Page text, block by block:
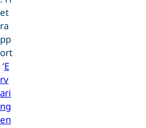
et
ra
pp
ort
‘E
rv
ari
ng
en